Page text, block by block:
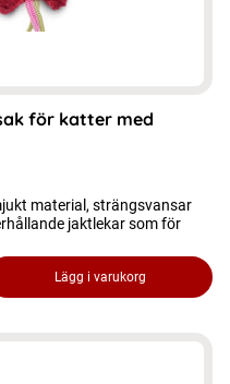
för katter med
material, strängsvansar
jaktlekar som för
- Plyschkuddeleksak för katter
Lägg i varukorg